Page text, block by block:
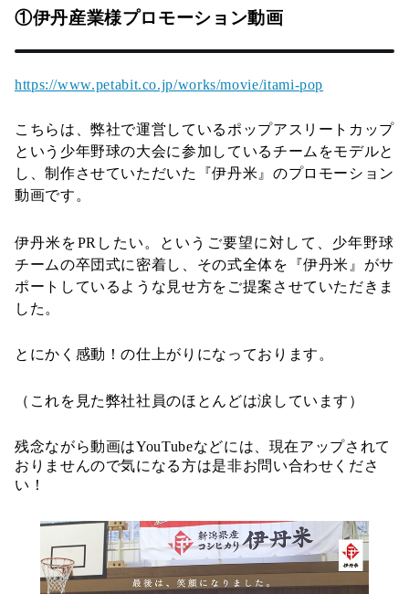
①伊丹産業様プロモーション動画
https://www.petabit.co.jp/works/movie/itami-pop
こちらは、弊社で運営しているポップアスリートカップ
という少年野球の大会に参加しているチームをモデルと
し、制作させていただいた『伊丹米』のプロモーション
動画です。
伊丹米をPRしたい。というご要望に対して、少年野球
チームの卒団式に密着し、その式全体を『伊丹米』がサ
ポートしているような見せ方をご提案させていただきま
した。
とにかく感動！の仕上がりになっております。
（これを見た弊社社員のほとんどは涙しています）
残念ながら動画はYouTubeなどには、現在アップされて
おりませんので気になる方は是非お問い合わせくださ
い！